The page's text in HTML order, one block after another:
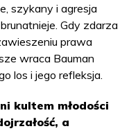
szykany i agresja
Gdy zdarza
prawa
wraca Bauman
los i jego refleksja.
kultem młodości
a